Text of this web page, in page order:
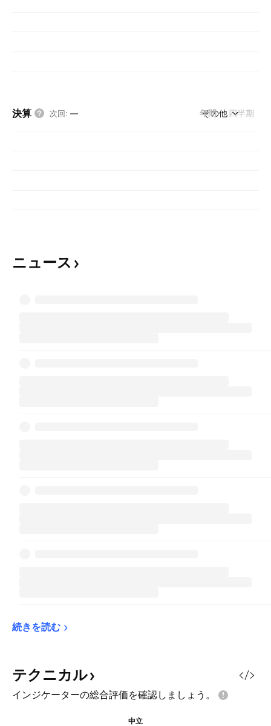
決算 次回: — 年間 四半期
その他
ニュース
続きを読む
テクニカル
インジケーターの総合評価を確認しましょう。
中立